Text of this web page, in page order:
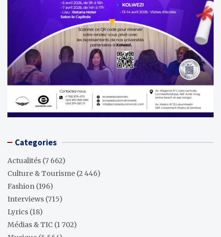
Categories
Actualités (7 662)
Culture & Tourisme (2 446)
Fashion (196)
Interviews (715)
Lyrics (18)
Médias & TIC (1 702)